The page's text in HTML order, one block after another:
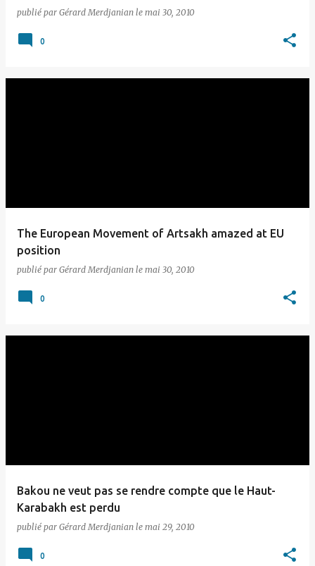
publié par Gérard Merdjanian le mai 30, 2010
0
The European Movement of Artsakh amazed at EU
position
publié par Gérard Merdjanian le mai 30, 2010
0
Bakou ne veut pas se rendre compte que le Haut-
Karabakh est perdu
publié par Gérard Merdjanian le mai 29, 2010
0